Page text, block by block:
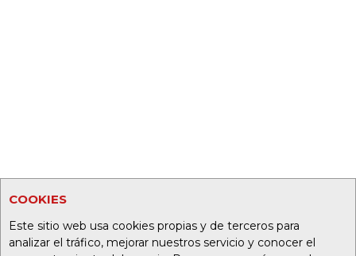
COOKIES
Este sitio web usa cookies propias y de terceros para
analizar el tráfico, mejorar nuestros servicio y conocer el